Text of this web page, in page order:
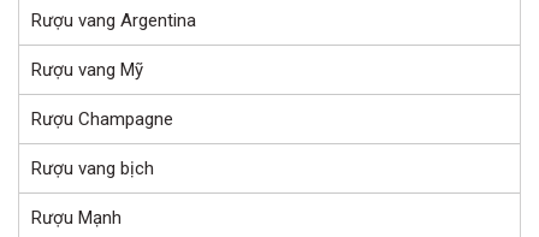
Rượu vang Argentina
Rượu vang Mỹ
Rượu Champagne
Rượu vang bịch
Rượu Mạnh